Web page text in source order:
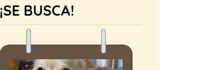
¡SE BUSCA!